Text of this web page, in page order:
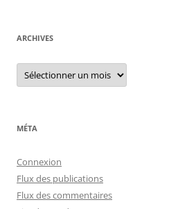
ARCHIVES
Archives
MÉTA
Connexion
Flux des publications
Flux des commentaires